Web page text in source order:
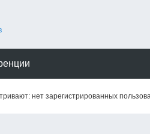
нет зарегистрированных